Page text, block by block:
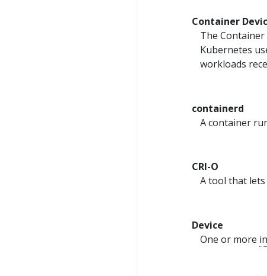
Container
The
Kubernetes
workloads
containerd
A container
CRI-O
A tool that lets
Device
One or more